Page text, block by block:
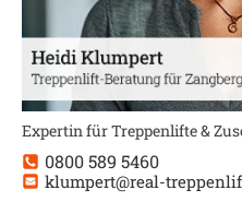
Expertin für Treppenlifte &
0800 589 5460
klumpert@real-